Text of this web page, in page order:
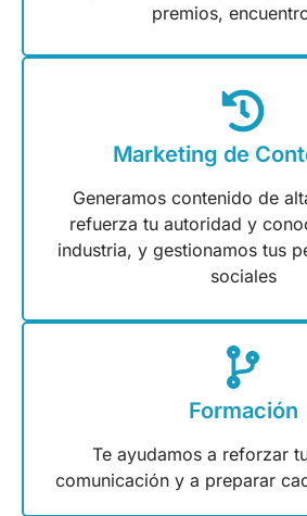
premios,
Marketing de
Generamos contenido de
refuerza tu autoridad y
industria, y gestionamos tus
sociales
Formación
Te ayudamos a reforzar
comunicación y a preparar